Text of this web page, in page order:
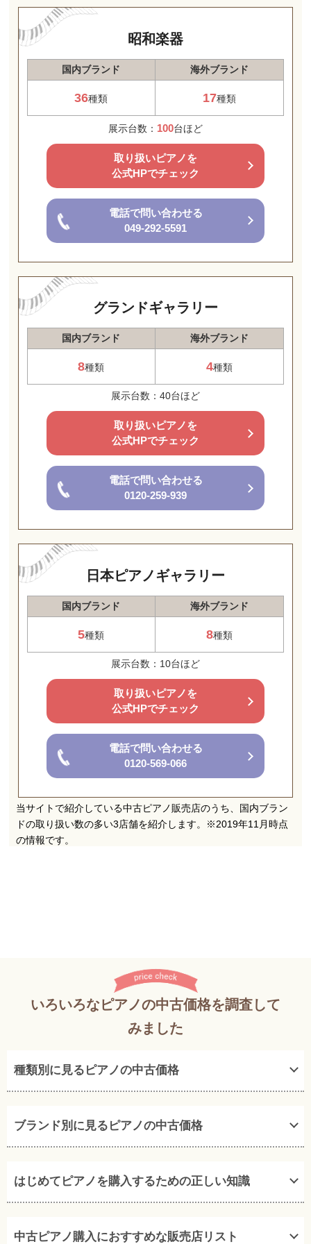
昭和楽器
国内ブランド 海外ブランド
36種類 17種類
展示台数： 100台ほど
取り扱いピアノを
公式HPでチェック
電話で問い合わせる
049-292-5591
グランドギャラリー
国内ブランド 海外ブランド
8種類 4種類
展示台数：40台ほど
取り扱いピアノを
公式HPでチェック
電話で問い合わせる
0120-259-939
日本ピアノギャラリー
国内ブランド 海外ブランド
5種類 8種類
展示台数：10台ほど
取り扱いピアノを
公式HPでチェック
電話で問い合わせる
0120-569-066
いろいろなピアノの中古価格を調査して
みました
種類別に見るピアノの中古価格
ブランド別に見るピアノの中古価格
はじめてピアノを購入するための正しい知識
中古ピアノ購入におすすめな販売店リスト